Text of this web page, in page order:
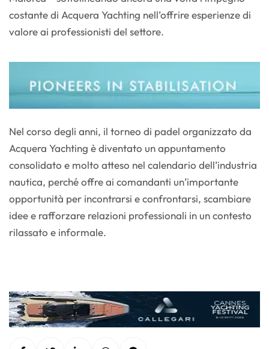
costante di Acquera Yachting nell’offrire esperienze di
valore ai professionisti del settore.
Nel corso degli anni, il torneo di padel organizzato da
Acquera Yachting è diventato un appuntamento
consolidato e molto atteso nel calendario dell’industria
nautica, perché offre ai comandanti un’importante
opportunità per incontrarsi e confrontarsi, scambiare
idee e rafforzare relazioni professionali in un contesto
rilassato e informale.